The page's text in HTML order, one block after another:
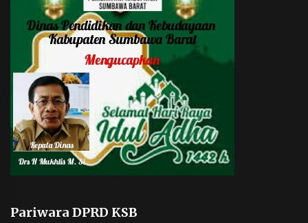
Pariwara DPRD KSB